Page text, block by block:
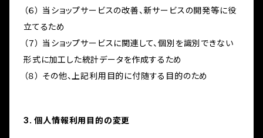
（６） 当ショップサービスの改善、新サービスの開発等に役
立てるため
（７） 当ショップサービスに関連して、個別を識別できない
形式に加工した統計データを作成するため
（８） その他、上記利用目的に付随する目的のため
3. 個人情報利用目的の変更